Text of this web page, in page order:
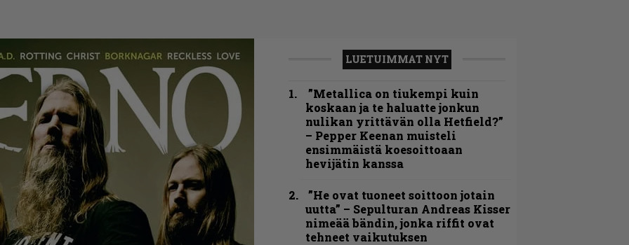
LUETUIMMAT NYT
”Metallica on tiukempi kuin
koskaan ja te haluatte jonkun
nulikan yrittävän olla Hetfield?”
– Pepper Keenan muisteli
ensimmäistä koesoittoaan
hevijätin kanssa
”He ovat tuoneet soittoon jotain
uutta” – Sepulturan Andreas Kisser
nimeää bändin, jonka riffit ovat
tehneet vaikutuksen